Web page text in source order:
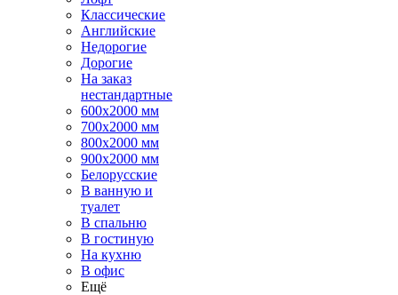
Классические
Английские
Недорогие
Дорогие
На заказ
нестандартные
600х2000 мм
700х2000 мм
800х2000 мм
900х2000 мм
Белорусские
В ванную и
туалет
В спальню
В гостиную
На кухню
В офис
Ещё